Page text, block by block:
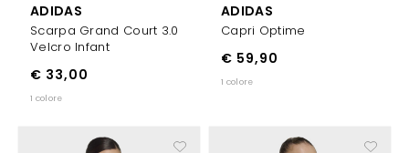
ADIDAS
Scarpa Grand Court 3.0
Velcro Infant
€ 33,00
1 colore
ADIDAS
Capri Optime
€ 59,90
1 colore